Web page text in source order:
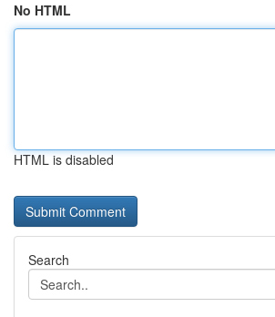
No HTML
HTML is disabled
Search